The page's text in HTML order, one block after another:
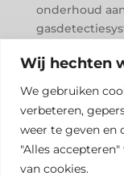
Wij hechten
We gebruiken
verbeteren,
weer te geven en
"Alles
van cookies.
onderhoud
gebruik in
identificeren
problemen
valse alarmen.